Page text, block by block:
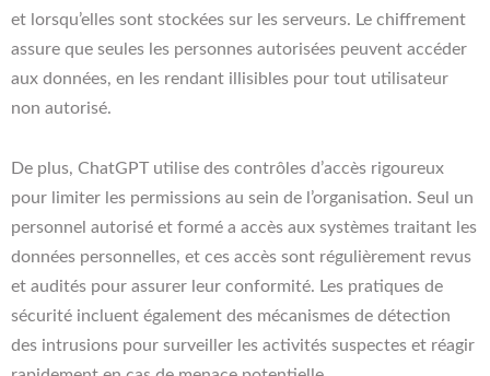
et lorsqu’elles sont stockées sur les serveurs. Le chiffrement
assure que seules les personnes autorisées peuvent accéder
aux données, en les rendant illisibles pour tout utilisateur
non autorisé.
De plus, ChatGPT utilise des contrôles d’accès rigoureux
pour limiter les permissions au sein de l’organisation. Seul un
personnel autorisé et formé a accès aux systèmes traitant les
données personnelles, et ces accès sont régulièrement revus
et audités pour assurer leur conformité. Les pratiques de
sécurité incluent également des mécanismes de détection
des intrusions pour surveiller les activités suspectes et réagir